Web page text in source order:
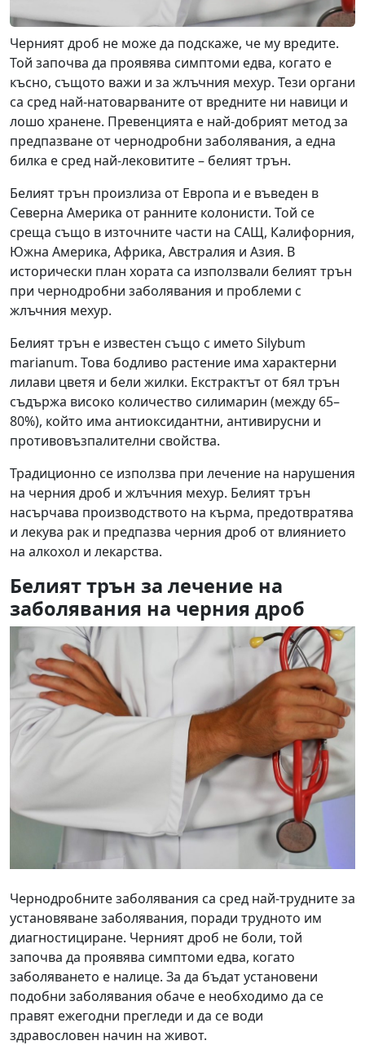
Черният дроб не може да подскаже, че му вредите.
Той започва да проявява симптоми едва, когато е
късно, същото важи и за жлъчния мехур. Тези органи
са сред най-натоварваните от вредните ни навици и
лошо хранене. Превенцията е най-добрият метод за
предпазване от чернодробни заболявания, а една
билка е сред най-лековитите – белият трън.
Белият трън произлиза от Европа и е въведен в
Северна Америка от ранните колонисти. Той се
среща също в източните части на САЩ, Калифорния,
Южна Америка, Африка, Австралия и Азия. В
исторически план хората са използвали белият трън
при чернодробни заболявания и проблеми с
жлъчния мехур.
Белият трън е известен също с името Silybum
marianum. Това бодливо растение има характерни
лилави цветя и бели жилки. Екстрактът от бял трън
съдържа високо количество силимарин (между 65–
80%), който има антиоксидантни, антивирусни и
противовъзпалителни свойства.
Традиционно се използва при лечение на нарушения
на черния дроб и жлъчния мехур. Белият трън
насърчава производството на кърма, предотвратява
и лекува рак и предпазва черния дроб от влиянието
на алкохол и лекарства.
Белият трън за лечение на
заболявания на черния дроб
Чернодробните заболявания са сред най-трудните за
установяване заболявания, поради трудното им
диагностициране. Черният дроб не боли, той
започва да проявява симптоми едва, когато
заболяването е налице. За да бъдат установени
подобни заболявания обаче е необходимо да се
правят ежегодни прегледи и да се води
здравословен начин на живот.